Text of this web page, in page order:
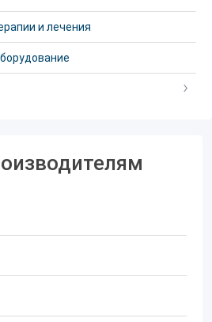
и лечения